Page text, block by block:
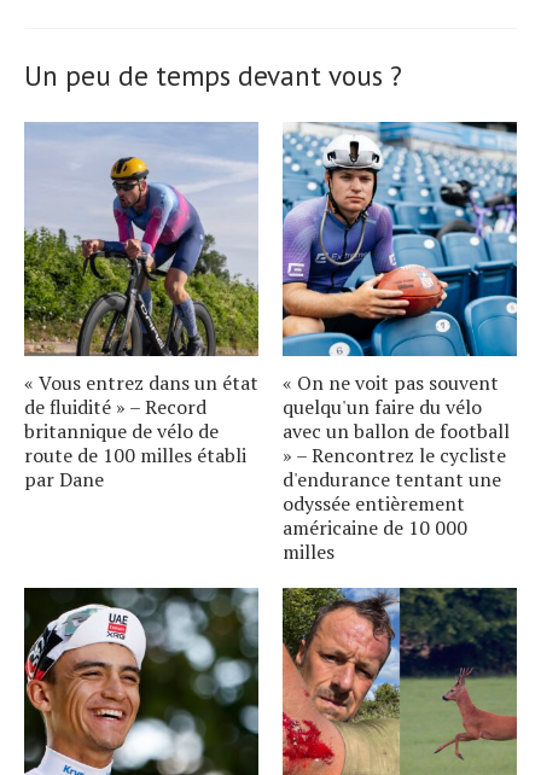
Un peu de temps devant vous ?
« Vous entrez dans un état
de fluidité » – Record
britannique de vélo de
route de 100 milles établi
par Dane
« On ne voit pas souvent
quelqu'un faire du vélo
avec un ballon de football
» – Rencontrez le cycliste
d'endurance tentant une
odyssée entièrement
américaine de 10 000
milles